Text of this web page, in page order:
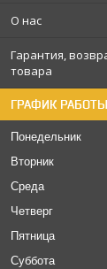
О нас
Гарантия,
товара
ГРАФИК РАБОТЫ
Понедельник
Вторник
Среда
Четверг
Пятница
Суббота